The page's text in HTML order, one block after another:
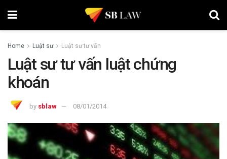
Home Luật sư Luật sư tư vấn
Luật sư tư vấn luật chứng
khoán
by sblaw 08/01/2014